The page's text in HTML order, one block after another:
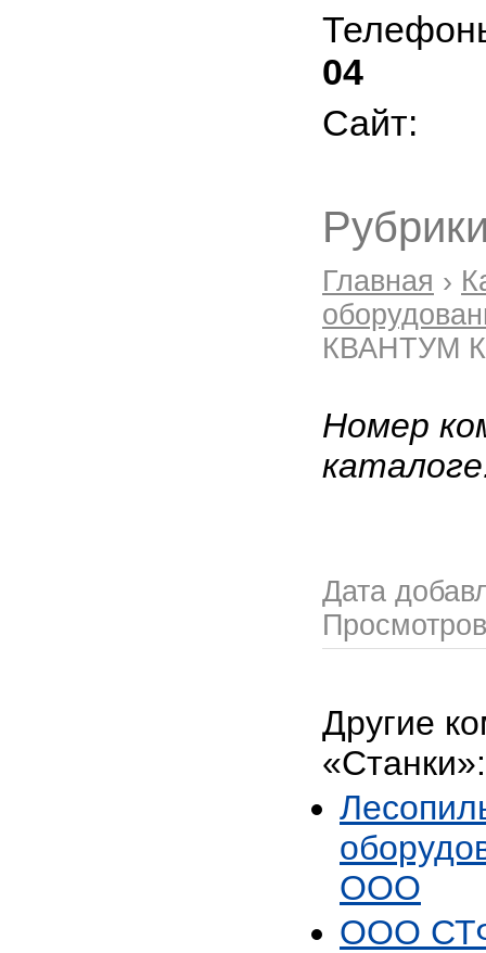
04
Сайт:
Главная ›
КВАНТУМ
Номер
Дата
Другие
«Станки»:
ООО
ООО